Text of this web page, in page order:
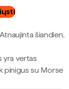
Atnaujinta šiandien,
yra vertas
pinigus su Morse